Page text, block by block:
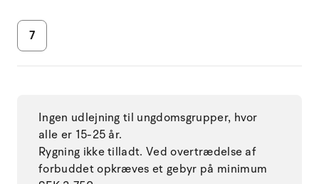
7
Ingen udlejning til ungdomsgrupper, hvor
alle er 15-25 år.
Rygning ikke tilladt. Ved overtrædelse af
forbuddet opkræves et gebyr på minimum